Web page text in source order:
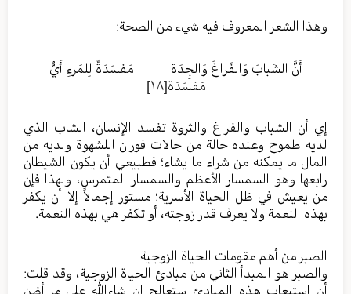
وهذا الشعر المعروف فيه شيء من الصحة:
أَنَّ الشَبابَ وَالفَراغَ وَالجِدَة مَفسَدَةٌ لِلمَرءِ أَيُّ
مَفسَدَة[١٨]
إي أن الشباب والفراغ والثروة تفسد الإنسان، الشاب الذي
لديه طموح وعنده حالة من حالات فوران اللشهوة ولديه من
المال ما يمكنه من شراء ما يشاء؛ فطبيعي أن يكون الشيطان
رابعها وهو السمسار الأعظم والسمسار المتمرس، ولهذا فإن
من يعيش في ظل الحياة الأسرية؛ مستور إجمالاً إلا أن يكفر
بهذه النعمة ولا يعرف قدر زوجته، أو تكفر هي بهذه النعمة.
الصبر من أهم مقومات الحياة الزوجية
والصبر هو المبدأ الثاني من مبادئ الحياة الزوجية، وقد قلت:
أن استيعاب هذه المبادئ ستعالج إن شاءالله على ما أظن